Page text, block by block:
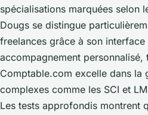
spécialisations marquées selon
Dougs se distingue
freelances grâce à son
accompagnement
Comptable.com excelle dans la
complexes comme les SCI et
Les tests approfondis montrent